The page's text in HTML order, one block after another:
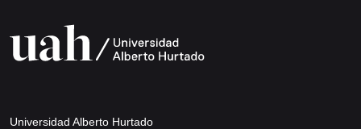
Universidad Alberto Hurtado